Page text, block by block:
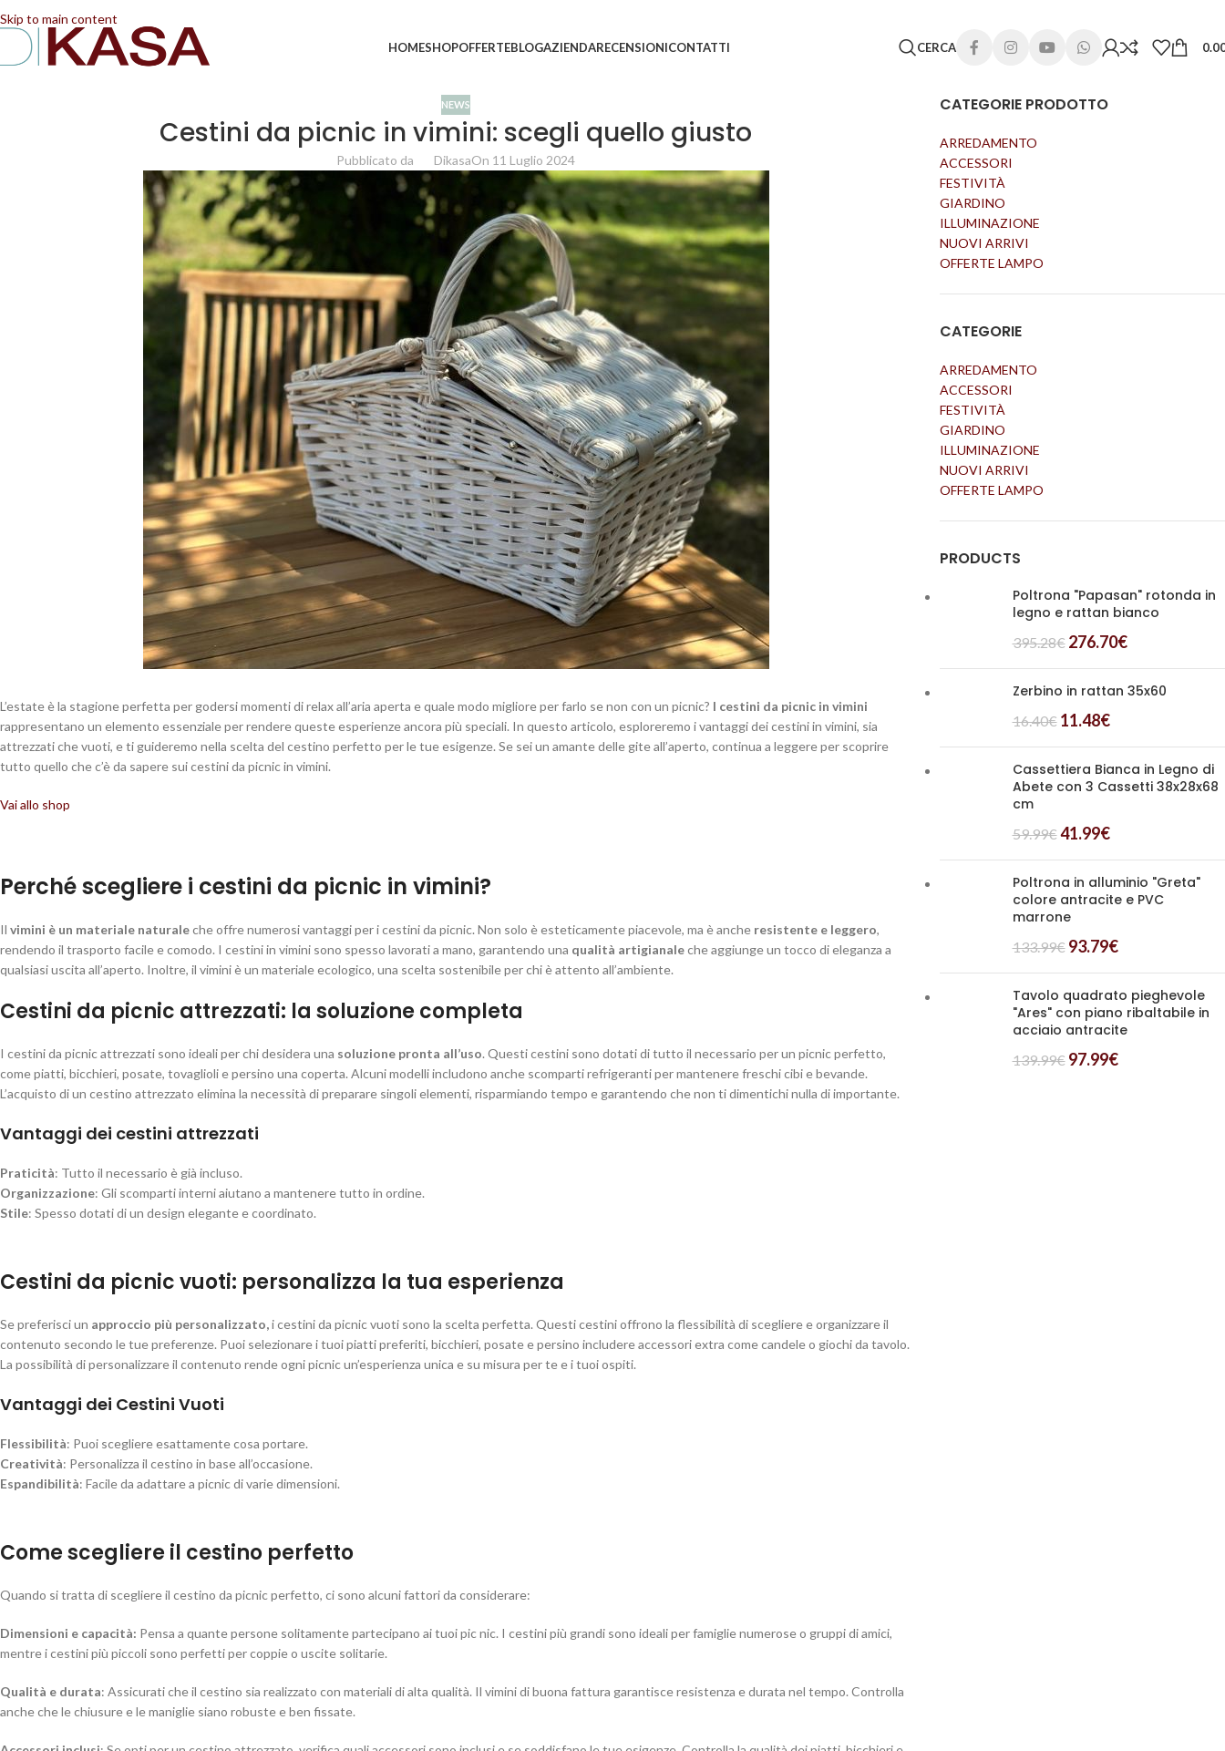
Skip to main content
HOMESHOPOFFERTEBLOGAZIENDARECENSIONICONTATTI CERCA
NEWS
Cestini da picnic in vimini: scegli quello giusto
Pubblicato da DikasaOn 11 Luglio 2024
L’estate è la stagione perfetta per godersi momenti di relax all’aria aperta e quale modo migliore per farlo se non con un picnic? I cestini da picnic in vimini
rappresentano un elemento essenziale per rendere queste esperienze ancora più speciali. In questo articolo, esploreremo i vantaggi dei cestini in vimini, sia
attrezzati che vuoti, e ti guideremo nella scelta del cestino perfetto per le tue esigenze. Se sei un amante delle gite all’aperto, continua a leggere per scoprire
tutto quello che c’è da sapere sui cestini da picnic in vimini.
Vai allo shop
Perché scegliere i cestini da picnic in vimini?
Il vimini è un materiale naturaleche offre numerosi vantaggi per i cestini da picnic. Non solo è esteticamente piacevole, ma è anche resistente e leggero,
rendendo il trasporto facile e comodo. I cestini in vimini sono spesso lavorati a mano, garantendo una qualità artigianaleche aggiunge un tocco di eleganza a
qualsiasi uscita all’aperto. Inoltre, il vimini è un materiale ecologico, una scelta sostenibile per chi è attento all’ambiente.
Cestini da picnic attrezzati: la soluzione completa
I cestini da picnic attrezzati sono ideali per chi desidera una soluzione pronta all’uso. Questi cestini sono dotati di tutto il necessario per un picnic perfetto,
come piatti, bicchieri, posate, tovaglioli e persino una coperta. Alcuni modelli includono anche scomparti refrigeranti per mantenere freschi cibi e bevande.
L’acquisto di un cestino attrezzato elimina la necessità di preparare singoli elementi, risparmiando tempo e garantendo che non ti dimentichi nulla di importante.
Vantaggi dei cestini attrezzati
Praticità: Tutto il necessario è già incluso.
Organizzazione: Gli scomparti interni aiutano a mantenere tutto in ordine.
Stile: Spesso dotati di un design elegante e coordinato.
Cestini da picnic vuoti: personalizza la tua esperienza
Se preferisci un approccio più personalizzato,i cestini da picnic vuoti sono la scelta perfetta. Questi cestini offrono la flessibilità di scegliere e organizzare il
contenuto secondo le tue preferenze. Puoi selezionare i tuoi piatti preferiti, bicchieri, posate e persino includere accessori extra come candele o giochi da tavolo.
La possibilità di personalizzare il contenuto rende ogni picnic un’esperienza unica e su misura per te e i tuoi ospiti.
Vantaggi dei Cestini Vuoti
Flessibilità: Puoi scegliere esattamente cosa portare.
Creatività: Personalizza il cestino in base all’occasione.
Espandibilità: Facile da adattare a picnic di varie dimensioni.
Come scegliere il cestino perfetto
Quando si tratta di scegliere il cestino da picnic perfetto, ci sono alcuni fattori da considerare:
Dimensioni e capacità: Pensa a quante persone solitamente partecipano ai tuoi pic nic. I cestini più grandi sono ideali per famiglie numerose o gruppi di amici,
mentre i cestini più piccoli sono perfetti per coppie o uscite solitarie.
Qualità e durata: Assicurati che il cestino sia realizzato con materiali di alta qualità. Il vimini di buona fattura garantisce resistenza e durata nel tempo. Controlla
anche che le chiusure e le maniglie siano robuste e ben fissate.
CATEGORIE PRODOTTO
ACCESSORI
ARREDAMENTO
FESTIVITÀ
GIARDINO
ILLUMINAZIONE
NUOVI ARRIVI
OFFERTE LAMPO
CATEGORIE
ACCESSORI
ARREDAMENTO
FESTIVITÀ
GIARDINO
ILLUMINAZIONE
NUOVI ARRIVI
OFFERTE LAMPO
PRODUCTS
Poltrona "Papasan" rotonda in
legno e rattan bianco
395.28€ 276.70€
Zerbino in rattan 35x60
16.40€ 11.48€
Cassettiera Bianca in Legno di
Abete con 3 Cassetti 38x28x68
cm
59.99€41.99€
Poltrona in alluminio "Greta"
colore antracite e PVC
marrone
133.99€ 93.79€
Tavolo quadrato pieghevole
"Ares" con piano ribaltabile in
acciaio antracite
139.99€ 97.99€